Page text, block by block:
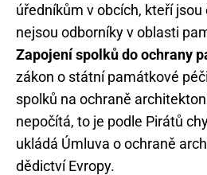
úředníkům v obcích, kteří
nejsou odborníky v oblasti
Zapojení spolků do ochrany
zákon o státní památkové
spolků na ochraně
nepočítá, to je podle Pirátů
ukládá Úmluva o ochraně
dědictví Evropy.